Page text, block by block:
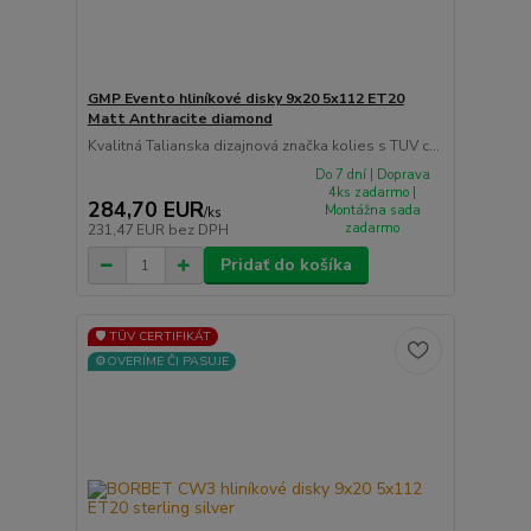
GMP Evento hliníkové disky 9x20 5x112 ET20
Matt Anthracite diamond
Kvalitná Talianska dizajnová značka kolies s TUV c...
284,70 EUR/ks
231,47 EUR bez DPH
Do 7 dní | Doprava
4ks zadarmo |
Montážna sada
zadarmo
Pridať do košíka
🛡️ TÜV CERTIFIKÁT
⚙️OVERÍME ČI PASUJE